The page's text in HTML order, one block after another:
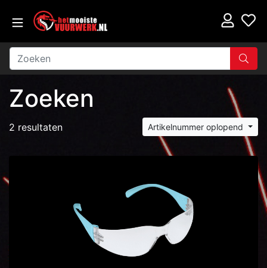
Zoeken
2 resultaten Artikelnummer oplopend